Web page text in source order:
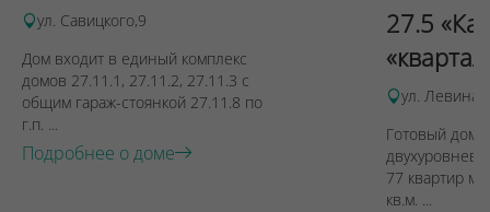
ул. Савицкого,9
Дом входит в единый комплекс
домов 27.11.1, 27.11.2, 27.11.3 с
общим гараж-стоянкой 27.11.8 по
г.п. ...
Подробнее о доме
27.5
ул. Левина,
Готовый дом
77 квартир
кв.м. ...